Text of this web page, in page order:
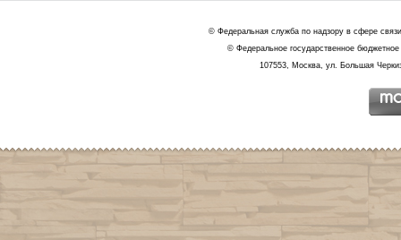
© Федеральная служба по надзору в сфере
© Федеральное государственное
107553, Москва, ул. Большая